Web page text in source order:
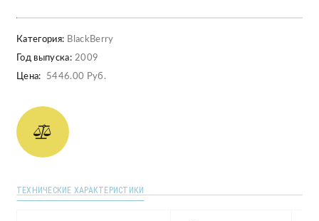
Категория: BlackBerry
Год выпуска: 2009
Цена:
5446.00 Руб.
ТЕХНИЧЕСКИЕ ХАРАКТЕРИСТИКИ